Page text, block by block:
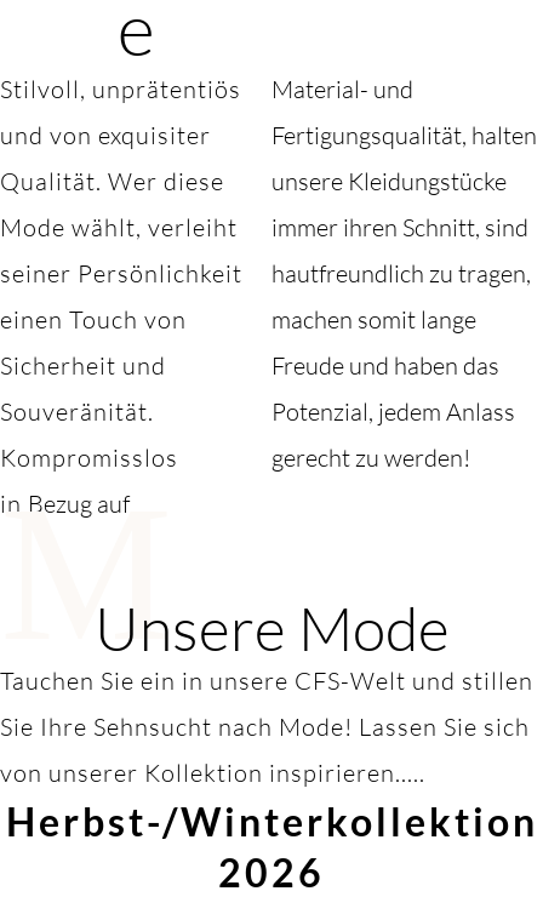
e
Stilvoll, unprätentiös
und von exquisiter
Qualität. Wer diese
Mode wählt, verleiht
seiner Persönlichkeit
einen Touch von
Sicherheit und
Souveränität.
Kompromisslos
in Bezug auf
Material- und
Fertigungsqualität, halten
unsere Kleidungstücke
immer ihren Schnitt, sind
hautfreundlich zu tragen,
machen somit lange
Freude und haben das
Potenzial, jedem Anlass
gerecht zu werden!
MUnsere Mode
Tauchen Sie ein in unsere CFS-Welt und stillen
Sie Ihre Sehnsucht nach Mode! Lassen Sie sich
von unserer Kollektion inspirieren.....
Herbst-/Winterkollektion
2026